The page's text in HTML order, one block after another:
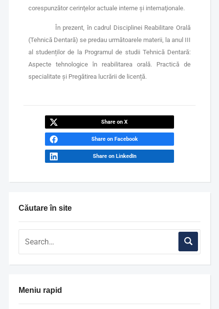
Căutare în site
Meniu rapid
corespunzător cerinţelor actuale interne şi internaţionale.
În prezent, în cadrul Disciplinei Reabilitare Orală
(Tehnică Dentară) se predau următoarele materii, la anul III
al studenților de la Programul de studii Tehnică Dentară:
Aspecte tehnologice în reabilitarea orală. Practică de
specialitate și Pregătirea lucrării de licență.
Share on X
Share on Facebook
Share on LinkedIn